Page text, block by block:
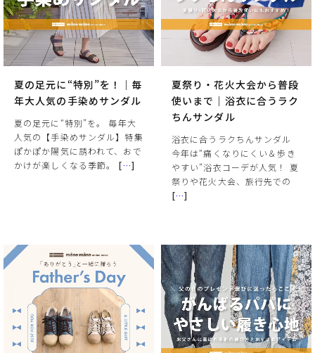
夏の足元に“特別”を！｜毎
年大人気の手染めサンダル
夏の足元に“特別”を。 毎年大
人気の【手染めサンダル】特集
ぽかぽか陽気に誘われて、おで
かけが楽しくなる季節。 […]
夏祭り・花火大会から普段
使いまで｜浴衣に合うラク
ちんサンダル
浴衣に合うラクちんサンダル
今年は“痛くなりにくい＆歩き
やすい”浴衣コーデが人気！ 夏
祭りや花火大会、旅行先での
[…]